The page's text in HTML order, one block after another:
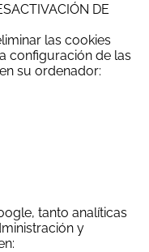
DE
las cookies
configuración de las
su ordenador:
tanto analíticas
y